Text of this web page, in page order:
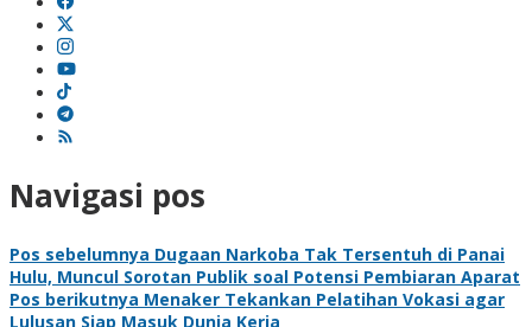
Navigasi pos
Pos sebelumnya Dugaan Narkoba Tak Tersentuh di Panai
Hulu, Muncul Sorotan Publik soal Potensi Pembiaran Aparat
Pos berikutnya Menaker Tekankan Pelatihan Vokasi agar
Lulusan Siap Masuk Dunia Kerja